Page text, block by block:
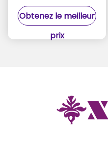
plaisir
Obtenez le meilleur
prix